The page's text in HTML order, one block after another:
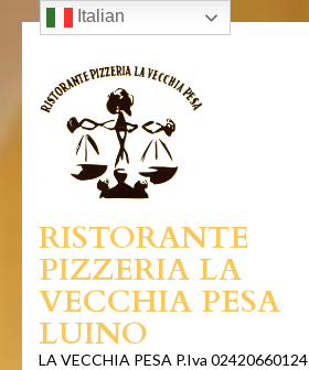
Skip
content
(Press
RISTORANTE
PIZZERIA LA
VECCHIA PESA
LUINO
LA VECCHIA PESA P.Iva 02420660124
Italian